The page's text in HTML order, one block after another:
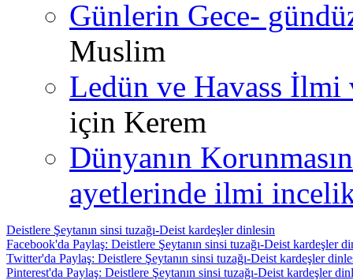
Günlerin Gece-
Muslim
Ledün ve Havass İlmi
için Kerem
Dünyanın
ayetlerinde ilmi
Deistlere Şeytanın sinsi tuzağı-Deist kardeşler dinlesin
Facebook'da Paylaş: Deistlere Şeytanın sinsi tuzağı-Deist kardeşler
Twitter'da Paylaş: Deistlere Şeytanın sinsi tuzağı-Deist kardeşler
Pinterest'da Paylaş: Deistlere Şeytanın sinsi tuzağı-Deist kardeşler